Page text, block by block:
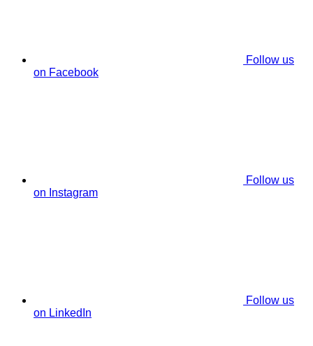
Follow us
on Facebook
Follow us
on Instagram
Follow us
on LinkedIn